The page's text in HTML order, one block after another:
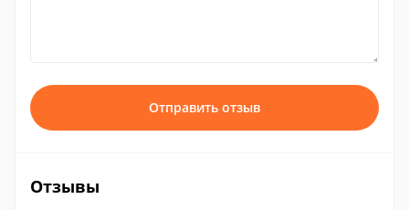
Отправить отзыв
Отзывы